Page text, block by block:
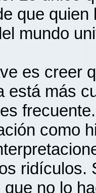
que
mundo
es creer
está más
como
ridículos.
no lo